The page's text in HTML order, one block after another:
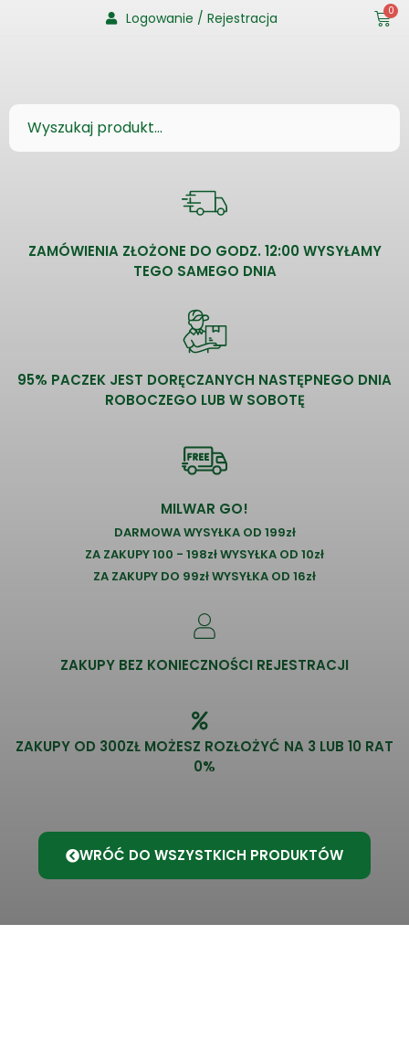
Logowanie / Rejestracja 0
ZAMÓWIENIA ZŁOŻONE DO GODZ. 12:00 WYSYŁAMY
TEGO SAMEGO DNIA
95% PACZEK JEST DORĘCZANYCH NASTĘPNEGO DNIA
ROBOCZEGO LUB W SOBOTĘ
MILWAR GO!
DARMOWA WYSYŁKA OD 199zł
ZA ZAKUPY 100 - 198zł WYSYŁKA OD 10zł
ZA ZAKUPY DO 99zł WYSYŁKA OD 16zł
ZAKUPY BEZ KONIECZNOŚCI REJESTRACJI
ZAKUPY OD 300ZŁ MOŻESZ ROZŁOŻYĆ NA 3 LUB 10 RAT
0%
WRÓĆ DO WSZYSTKICH PRODUKTÓW